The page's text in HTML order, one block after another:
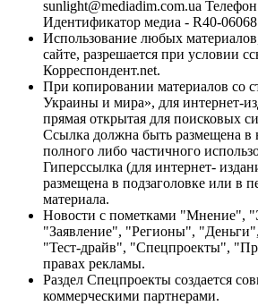
sunlight@mediadim.com.ua
Идентификатор медиа - R40-06068
Использование любых
сайте, разрешается при условии
Корреспондент.net.
При копировании материалов со
Украины и мира», для интернет-
прямая открытая для поисковых
Ссылка должна быть размещена в
полного либо частичного
Гиперссылка (для интернет-
размещена в подзаголовке или в
материала.
Новости с пометками "Мнение",
"Заявление", "Регионы",
"Тест-драйв", "Спецпроекты",
правах рекламы.
Раздел Спецпроекты создается
коммерческими партнерами.